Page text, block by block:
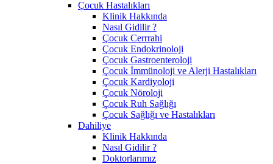
Çocuk Hastalıkları
Klinik Hakkında
Nasıl Gidilir ?
Çocuk Cerrrahi
Çocuk Endokrinoloji
Çocuk Gastroenteroloji
Çocuk İmmünoloji ve Alerji Hastalıkları
Çocuk Kardiyoloji
Çocuk Nöroloji
Çocuk Ruh Sağlığı
Çocuk Sağlığı ve Hastalıkları
Dahiliye
Klinik Hakkında
Nasıl Gidilir ?
Doktorlarımız